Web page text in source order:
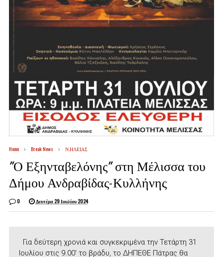
Home Break News Ν.ΗΛΕΙΑΣ
"Ο Εξηνταβελόνης" στη Μέλισσα του
Δήμου Ανδραβίδας-Κυλλήνης
0 Δευτέρα 29 Ιουλίου 2024
Για δεύτερη χρονιά και συγκεκριμένα την Τετάρτη 31
Ιουλίου στις 9.00' το βράδυ, το ΔΗΠΕΘΕ Πάτρας θα